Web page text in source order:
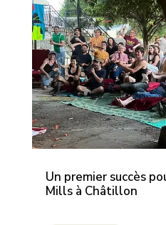
Un premier succès
Mills à Châtillon